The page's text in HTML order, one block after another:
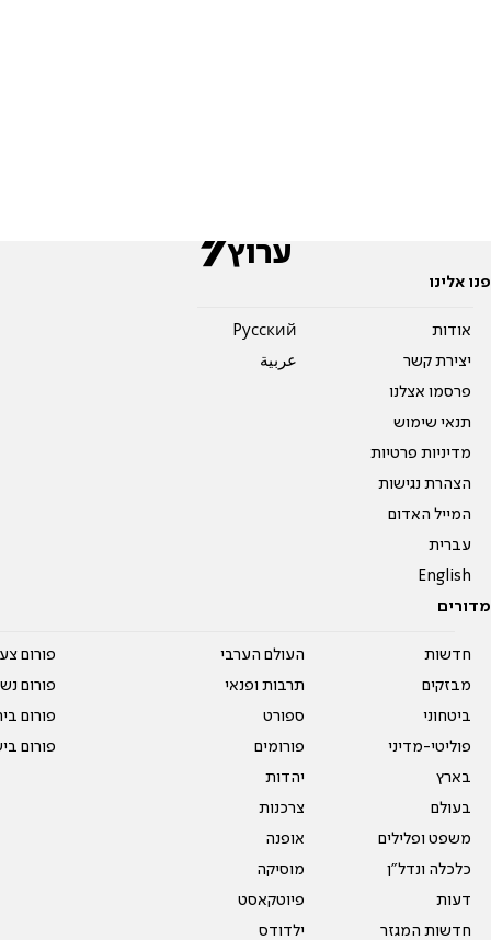
פנו אלינו
אודות
יצירת קשר
פרסמו אצלנו
תנאי שימוש
מדיניות פרטיות
הצהרת נגישות
המייל האדום
עברית
English
Pусский
عربية
מדורים
חדשות
מבזקים
ביטחוני
פוליטי-מדיני
בארץ
בעולם
משפט ופלילים
כלכלה ונדל"ן
דעות
חדשות המגזר
העולם הערבי
תרבות ופנאי
ספורט
פורומים
יהדות
צרכנות
אופנה
מוסיקה
פיוטקאסט
ילדודס
פורום
פורום
פורום
פורום